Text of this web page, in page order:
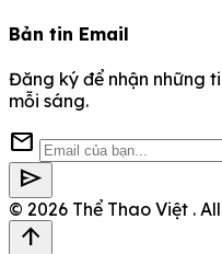
Bản tin Email
Đăng ký để nhận những
mỗi sáng.
mail
send
© 2026 Thể Thao Việt .
arrow_upward